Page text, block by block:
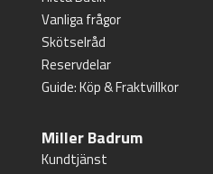
Vanliga frågor
Skötselråd
Reservdelar
Guide: Köp & Fraktvillkor
Miller Badrum
Kundtjänst